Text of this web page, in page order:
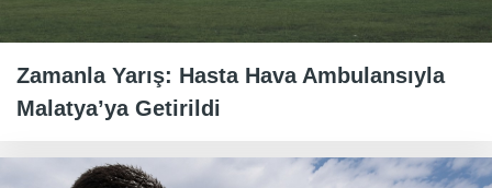
Zamanla Yarış: Hasta Hava Ambulansıyla
Malatya’ya Getirildi